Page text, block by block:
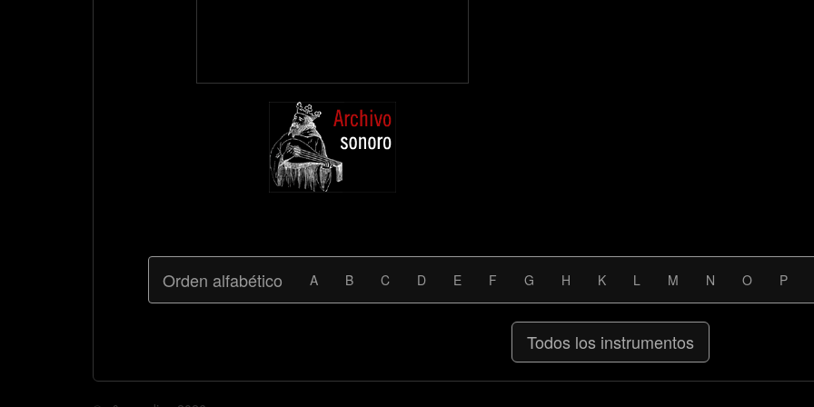
Orden alfabético A B C D E F G H K L M N O P
Todos los instrumentos